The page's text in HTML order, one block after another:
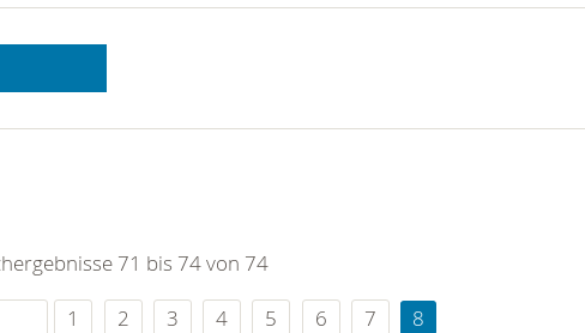
71 bis 74 von 74
1 2 3 4 5 6 7 8